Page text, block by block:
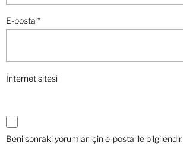
E-posta *
İnternet sitesi
Beni sonraki yorumlar için e-posta ile bilgilendir.